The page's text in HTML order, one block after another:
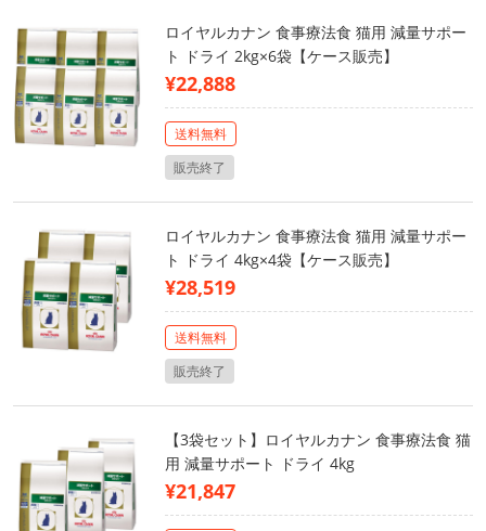
ロイヤルカナン 食事療法食 猫用 減量サポー
ト ドライ 2kg×6袋【ケース販売】
¥22,888
送料無料
販売終了
ロイヤルカナン 食事療法食 猫用 減量サポー
ト ドライ 4kg×4袋【ケース販売】
¥28,519
送料無料
販売終了
【3袋セット】ロイヤルカナン 食事療法食 猫
用 減量サポート ドライ 4kg
¥21,847